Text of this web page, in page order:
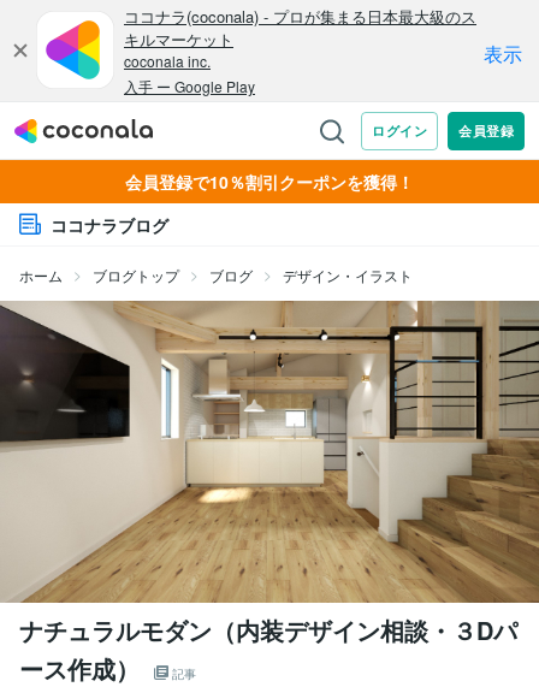
会員登録で10％割引クーポンを獲得！
ココナラブログ
ホーム ブログトップ ブログ デザイン・イラスト
ナチュラルモダン（内装デザイン相談・３Dパ
ース作成）
記事